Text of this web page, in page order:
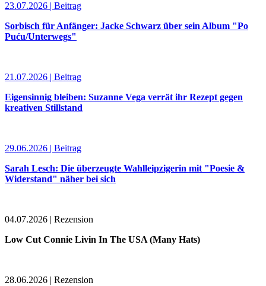
23.07.2026 | Beitrag
Sorbisch für Anfänger: Jacke Schwarz über sein Album "Po
Puću/Unterwegs"
21.07.2026 | Beitrag
Eigensinnig bleiben: Suzanne Vega verrät ihr Rezept gegen
kreativen Stillstand
29.06.2026 | Beitrag
Sarah Lesch: Die überzeugte Wahlleipzigerin mit "Poesie &
Widerstand" näher bei sich
04.07.2026 | Rezension
Low Cut Connie Livin In The USA (Many Hats)
28.06.2026 | Rezension